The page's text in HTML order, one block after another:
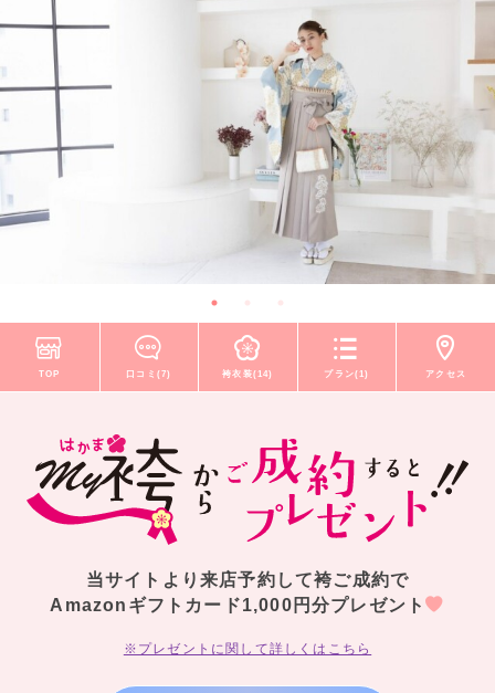
TOP 口コミ(7) 袴衣装(14) プラン(1) アクセス
当サイトより来店予約して袴ご成約で
Amazonギフトカード1,000円分プレゼント
※プレゼントに関して詳しくはこちら